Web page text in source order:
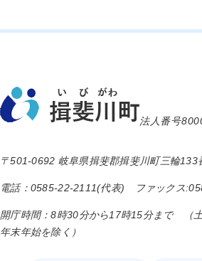
法人番号
〒501-0692 岐阜県揖斐郡揖斐川町三輪133
電話：0585-22-2111(代表) ファックス
開庁時間：8時30分から17時15分まで （
年末年始を除く）